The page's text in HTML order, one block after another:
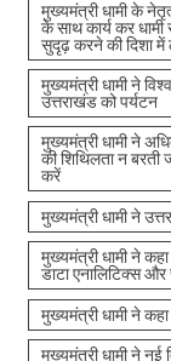
मुख्यमंत्री धामी के
के साथ कार्य कर
सुदृढ़ करने की दिशा में
मुख्यमंत्री धामी ने
उत्तराखंड को पर्यटन
मुख्यमंत्री धामी ने
की शिथिलता न
करें
मुख्यमंत्री धामी ने
मुख्यमंत्री धामी ने
डाटा एनालिटिक्स
मुख्यमंत्री धामी ने
मुख्यमंत्री धामी ने नई